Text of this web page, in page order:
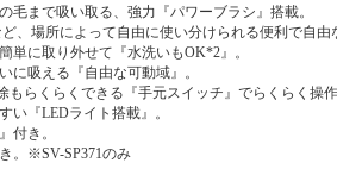
毛まで吸い取る、強力『パワーブラシ』搭載。
、場所によって自由に使い分けられる便利で自由
単に取り外せて『水洗いもOK*2』。
に吸える『自由な可動域』。
らくらくできる『手元スイッチ』でらくらく操作
い『LEDライト搭載』。
付き。
。※SV-SP371のみ